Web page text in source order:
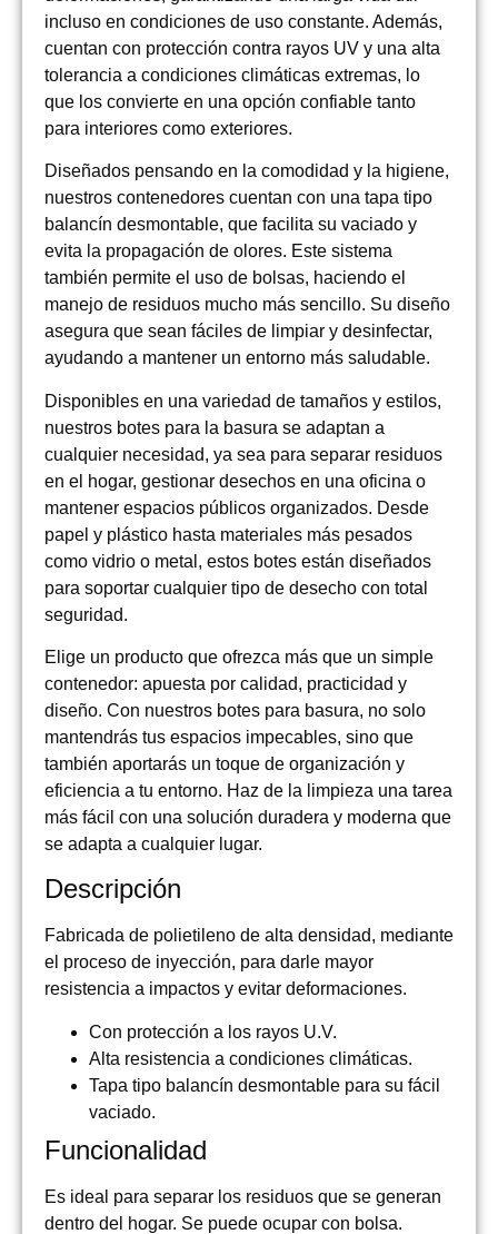
incluso en condiciones de uso constante. Además,
cuentan con protección contra rayos UV y una alta
tolerancia a condiciones climáticas extremas, lo
que los convierte en una opción confiable tanto
para interiores como exteriores.
Diseñados pensando en la comodidad y la higiene,
nuestros contenedores cuentan con una tapa tipo
balancín desmontable, que facilita su vaciado y
evita la propagación de olores. Este sistema
también permite el uso de bolsas, haciendo el
manejo de residuos mucho más sencillo. Su diseño
asegura que sean fáciles de limpiar y desinfectar,
ayudando a mantener un entorno más saludable.
Disponibles en una variedad de tamaños y estilos,
nuestros botes para la basura se adaptan a
cualquier necesidad, ya sea para separar residuos
en el hogar, gestionar desechos en una oficina o
mantener espacios públicos organizados. Desde
papel y plástico hasta materiales más pesados
como vidrio o metal, estos botes están diseñados
para soportar cualquier tipo de desecho con total
seguridad.
Elige un producto que ofrezca más que un simple
contenedor: apuesta por calidad, practicidad y
diseño. Con nuestros botes para basura, no solo
mantendrás tus espacios impecables, sino que
también aportarás un toque de organización y
eficiencia a tu entorno. Haz de la limpieza una tarea
más fácil con una solución duradera y moderna que
se adapta a cualquier lugar.
Descripción
Fabricada de polietileno de alta densidad, mediante
el proceso de inyección, para darle mayor
resistencia a impactos y evitar deformaciones.
Con protección a los rayos U.V.
Alta resistencia a condiciones climáticas.
Tapa tipo balancín desmontable para su fácil
vaciado.
Funcionalidad
Es ideal para separar los residuos que se generan
dentro del hogar. Se puede ocupar con bolsa.